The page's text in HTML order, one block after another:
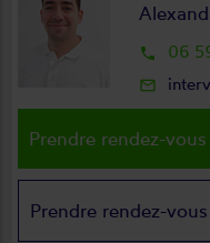
local_phone 06
mail_outline
Prendre rendez-
Prendre rendez-vous